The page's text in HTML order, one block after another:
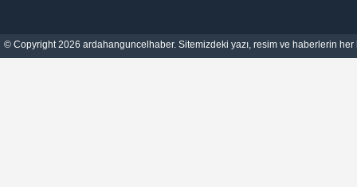
© Copyright 2026 ardahanguncelhaber. Sitemizdeki yazı, resim ve haberlerin her